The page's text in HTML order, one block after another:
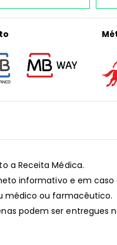
a Receita Médica.
informativo e em caso
médico ou farmacêutico.
podem ser entregues